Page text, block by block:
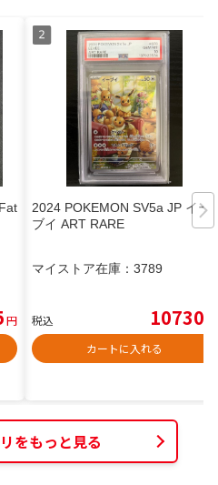
円
2024 POKEMON SV5a JP イー
ブイ ART RARE
マイストア在庫： 3789
税込 10730
カートに入れる
をもっと見る